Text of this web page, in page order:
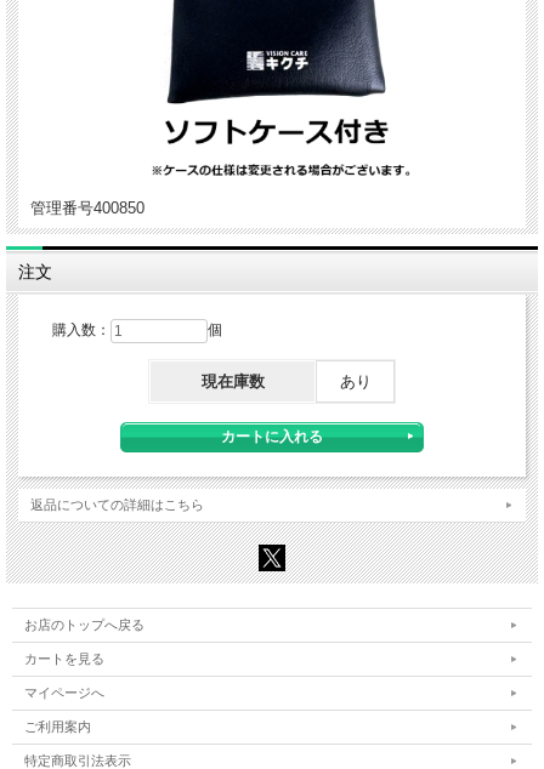
管理番号400850
注文
購入数： 個
現在庫数 あり
返品についての詳細はこちら
お店のトップへ戻る
カートを見る
マイページへ
ご利用案内
特定商取引法表示